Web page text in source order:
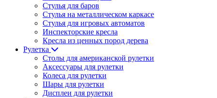
Стулья для баров
Стулья на металлическом каркасе
Стулья для игровых автоматов
Инспекторские кресла
Кресла из ценных пород дерева
Рулетка
Столы для американской рулетки
Аксессуары для рулетки
Колеса для рулетки
Шары для рулетки
Дисплеи для рулетки